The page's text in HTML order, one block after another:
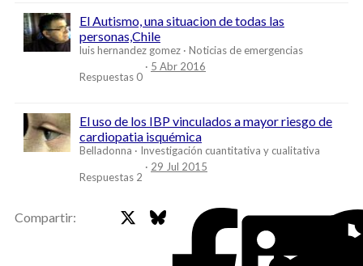
El Autismo, una situacion de todas las
personas,Chile
luis hernandez gomez Noticias de emergencias
Respuestas 0
5 Abr 2016
El uso de los IBP vinculados a mayor riesgo de
cardiopatia isquémica
Belladonna Investigación cuantitativa y cualitativa
Respuestas 2
29 Jul 2015
Compartir: Bluesky